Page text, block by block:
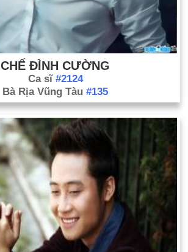
CHẾ ĐÌNH CƯỜNG
Ca sĩ #2124
Bà Rịa Vũng Tàu #135